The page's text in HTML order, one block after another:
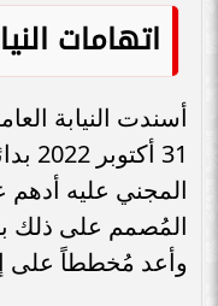
اتهامات
أسندت النيابة
31
المجني عليه أدهم
المُصمم على ذلك
‏وأعد مُخططاً على